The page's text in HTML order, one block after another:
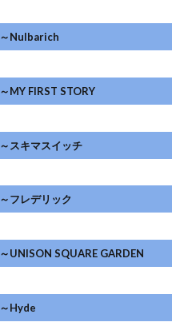
Nulbarich
MY FIRST STORY
スキマスイッチ
フレデリック
UNISON SQUARE GARDEN
Hyde